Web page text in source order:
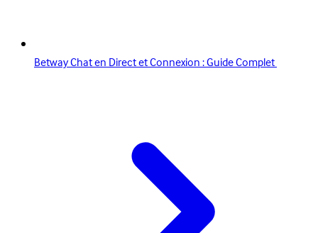
Betway Chat en Direct et Connexion : Guide Complet